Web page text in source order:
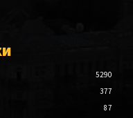
5290
377
87